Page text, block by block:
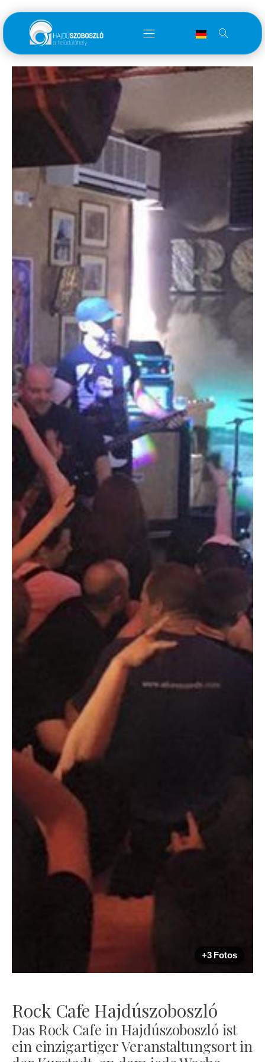
+3 Fotos
Rock Cafe Hajdúszoboszló
Das Rock Cafe in Hajdúszoboszló ist
ein einzigartiger Veranstaltungsort in